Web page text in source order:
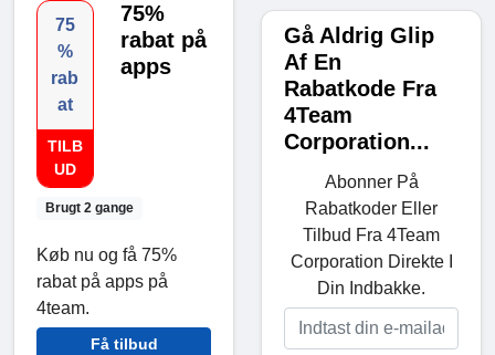
75
%
rab
at
TILB
UD
Brugt 2 gange
75%
rabat på
apps
Køb nu og få 75%
rabat på apps på
4team.
Få tilbud
Gå Aldrig Glip
Af En
Rabatkode Fra
4Team
Corporation...
Abonner På
Rabatkoder Eller
Tilbud Fra 4Team
Corporation Direkte I
Din Indbakke.